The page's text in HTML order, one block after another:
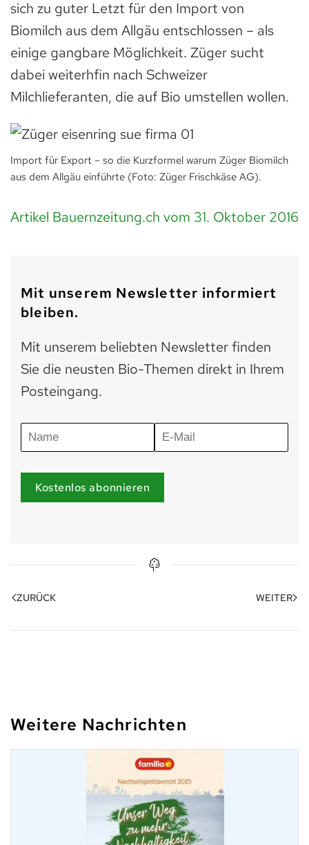
sich zu guter Letzt für den Import von
Biomilch aus dem Allgäu entschlossen – als
einige gangbare Möglichkeit. Züger sucht
dabei weiterhfin nach Schweizer
Milchlieferanten, die auf Bio umstellen wollen.
Import für Export – so die Kurzformel warum Züger Biomilch
aus dem Allgäu einführte (Foto: Züger Frischkäse AG).
Artikel Bauernzeitung.ch vom 31. Oktober 2016
Mit unserem Newsletter informiert
bleiben.
Mit unserem beliebten Newsletter finden
Sie die neusten Bio-Themen direkt in Ihrem
Posteingang.
Kostenlos abonnieren
ZURÜCK WEITER
Weitere Nachrichten